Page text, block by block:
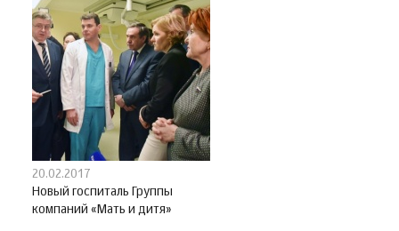
20.02.2017
Новый госпиталь Группы
компаний «Мать и дитя»